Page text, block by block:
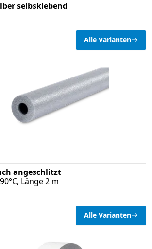
selbsklebend
Alle Varianten
angeschlitzt
Länge 2 m
Alle Varianten